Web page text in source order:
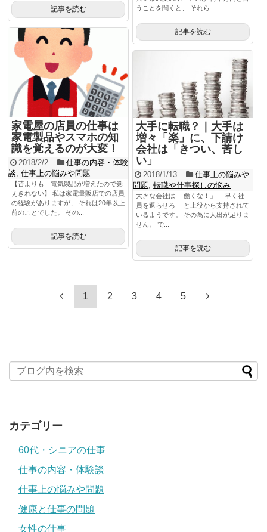
記事を読む
うことを聞くと、 それら...
記事を読む
家電屋の店員の仕事は
家電製品やスマホの知
識を覚えるのが大変！
2018/2/2
仕事の内容・体験
談 仕事上の悩みや問題
【昔よりも 電気製品が増えたので覚
えきれない】 私は家電量販店での店員
の経験がありますが、 それは20年以上
前のことでした。 その...
記事を読む
大手に転職？｜大手は
増々「楽」に、下請け
会社は「きつい、苦し
い」
2018/1/13
仕事上の悩みや
問題 ,転職や仕事探しの悩み
大きな会社は 「働くな！」 「早く社
員を返らせろ」 と上役から支持されて
いるようです。 その為に人出が足りま
せん。 で...
記事を読む
1 2 3 4 5
カテゴリー
60代・シニアの仕事
仕事の内容・体験談
仕事上の悩みや問題
健康と仕事の問題
女性の仕事